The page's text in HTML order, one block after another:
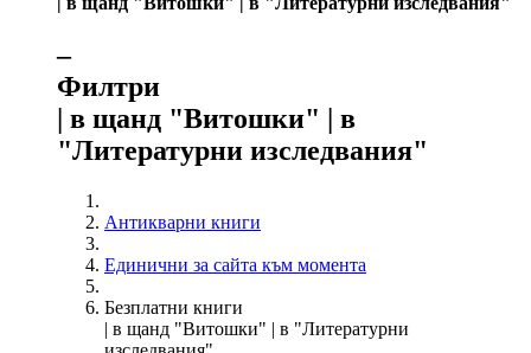
‒
Филтри
| в щанд "Витошки" | в
"Литературни изследвания"
Антикварни книги
Единични за сайта към момента
Безплатни книги
| в щанд "Витошки" | в "Литературни